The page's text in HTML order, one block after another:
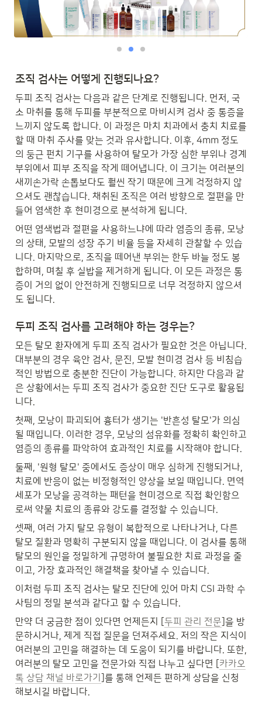
조직 검사는 어떻게 진행되나요?
두피 조직 검사는 다음과 같은 단계로 진행됩니다. 먼저, 국
소 마취를 통해 두피를 부분적으로 마비시켜 검사 중 통증을
느끼지 않도록 합니다. 이 과정은 마치 치과에서 충치 치료를
할 때 마취 주사를 맞는 것과 유사합니다. 이후, 4mm 정도
의 둥근 펀치 기구를 사용하여 탈모가 가장 심한 부위나 경계
부위에서 피부 조직을 작게 떼어냅니다. 이 크기는 여러분의
새끼손가락 손톱보다도 훨씬 작기 때문에 크게 걱정하지 않
으셔도 괜찮습니다. 채취된 조직은 여러 방향으로 절편을 만
들어 염색한 후 현미경으로 분석하게 됩니다.
어떤 염색법과 절편을 사용하느냐에 따라 염증의 종류, 모낭
의 상태, 모발의 성장 주기 비율 등을 자세히 관찰할 수 있습
니다. 마지막으로, 조직을 떼어낸 부위는 한두 바늘 정도 봉
합하며, 며칠 후 실밥을 제거하게 됩니다. 이 모든 과정은 통
증이 거의 없이 안전하게 진행되므로 너무 걱정하지 않으셔
도 됩니다.
두피 조직 검사를 고려해야 하는 경우는?
모든 탈모 환자에게 두피 조직 검사가 필요한 것은 아닙니다.
대부분의 경우 육안 검사, 문진, 모발 현미경 검사 등 비침습
적인 방법으로 충분한 진단이 가능합니다. 하지만 다음과 같
은 상황에서는 두피 조직 검사가 중요한 진단 도구로 활용됩
니다.
첫째, 모낭이 파괴되어 흉터가 생기는 '반흔성 탈모'가 의심
될 때입니다. 이러한 경우, 모낭의 섬유화를 정확히 확인하고
염증의 종류를 파악하여 효과적인 치료를 시작해야 합니다.
둘째, '원형 탈모' 중에서도 증상이 매우 심하게 진행되거나,
치료에 반응이 없는 비정형적인 양상을 보일 때입니다. 면역
세포가 모낭을 공격하는 패턴을 현미경으로 직접 확인함으
로써 약물 치료의 종류와 강도를 결정할 수 있습니다.
셋째, 여러 가지 탈모 유형이 복합적으로 나타나거나, 다른
탈모 질환과 명확히 구분되지 않을 때입니다. 이 검사를 통해
탈모의 원인을 정밀하게 규명하여 불필요한 치료 과정을 줄
이고, 가장 효과적인 해결책을 찾아낼 수 있습니다.
이처럼 두피 조직 검사는 탈모 진단에 있어 마치 CSI 과학 수
사팀의 정밀 분석과 같다고 할 수 있습니다.
만약 더 궁금한 점이 있다면 언제든지 [ 두피 관리 전문 ]을 방
문하시거나, 제게 직접 질문을 던져주세요. 저의 작은 지식이
여러분의 고민을 해결하는 데 도움이 되기를 바랍니다. 또한,
여러분의 탈모 고민을 전문가와 직접 나누고 싶다면 [ 카카오
톡 상담 채널 바로가기
]를 통해 언제든 편하게 상담을 신청
해보시길 바랍니다.